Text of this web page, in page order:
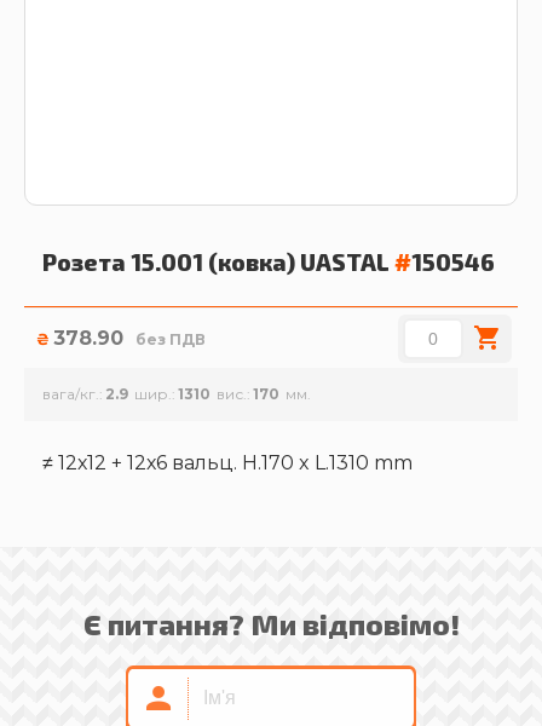
Розета 15.001 (ковка) UASTAL #150546
₴ 378.90 без ПДВ
вага/кг. 2.9 шир. 1310 вис. 170
≠ 12х12 + 12х6 вальц. H.170 x L.1310 mm
Є питання? Ми відповімо!